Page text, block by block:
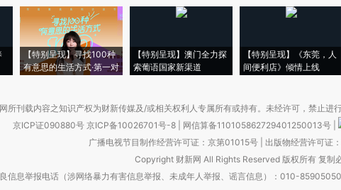
【特别呈现】寻找100种
有意思的生活方式·第一对
【特别呈现】澳门全力探
索葡语国家新渠道
【特别呈现】《东莞，人
间便利店》倾情上线
所刊载内容之知识产权为财新传媒及/或相关权利人专属所有或持有。未经许可，禁止进
京ICP证090880号 京ICP备10026701号-8 网信算备110105862729401250013号
广播电视节目制作经营许可证：京第01015号| 出版物经营许可证
Copyright 财新网 All Rights Reserved 版权所有 复制
信息举报电话（涉网络暴力有害信息举报、未成年人举报、谣言信息）：010-